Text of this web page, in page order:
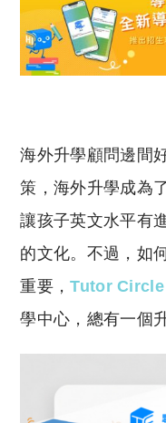
海外升學顧問邊間
策，海外升學成為
讓孩子英文水平有
的文化。不過，如
重要，Tutor Circle
學中心，總有一個